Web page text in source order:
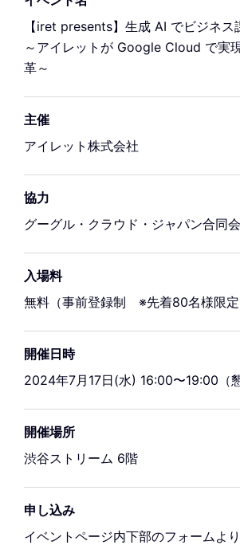
【iret presents】生成 AI でビジネス
～アイレットが Google Cloud で実
革～
主催
アイレット株式会社
協力
グーグル・クラウド・ジャパン合同
入場料
無料（事前登録制 ※先着80名様限定
開催日時
2024年7月17日(水) 16:00〜19:00（
開催場所
渋谷ストリーム 6階
申し込み
イベントページ内下部のフォームよ